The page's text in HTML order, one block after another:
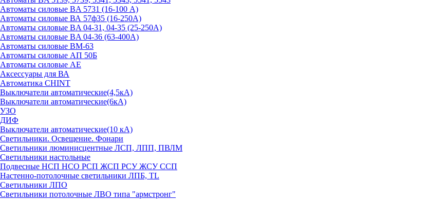
Автоматы силовые BA 5731 (16-100 А)
Автоматы силовые ВА 57ф35 (16-250А)
Автоматы силовые BA 04-31, 04-35 (25-250А)
Автоматы силовые BA 04-36 (63-400А)
Автоматы силовые ВМ-63
Автоматы силовые АП 50Б
Автоматы силовые АЕ
Аксессуары для ВА
Автоматика CHINT
Выключатели автоматические(4,5кА)
Выключатели автоматические(6кА)
УЗО
ДИФ
Выключатели автоматические(10 кА)
Светильники. Освещение. Фонари
Светильники люминисцентные ЛСП, ЛПП, ПВЛМ
Светильники настольные
Подвесные НСП НСО РСП ЖСП РСУ ЖСУ ССП
Настенно-потолочные светильники ЛПБ, TL
Светильники ЛПО
Светильники потолочные ЛВО типа "армстронг"